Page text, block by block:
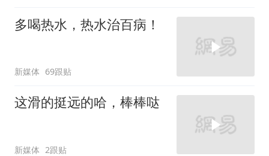
多喝热水，热水治百病！
新媒体 69跟贴
这滑的挺远的哈，棒棒哒
新媒体 2跟贴